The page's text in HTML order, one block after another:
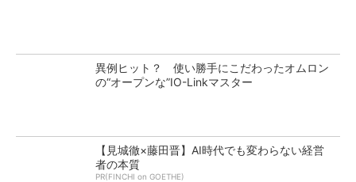
異例ヒット？ 使い勝手にこだわったオムロン
の“オープンな”IO-Linkマスター
【見城徹×藤田晋】AI時代でも変わらない経営
者の本質
PR(FINCHI on GOETHE)